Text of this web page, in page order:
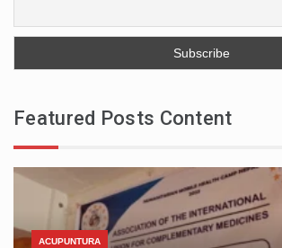
Featured Posts Content
ACUPUNTURA